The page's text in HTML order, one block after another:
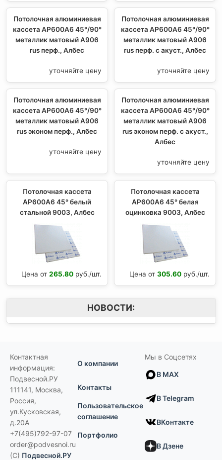
Потолочная алюминиевая
кассета AP600A6 45°/90°
металлик матовый А906
rus перф., Албес
уточняйте цену
Потолочная алюминиевая
кассета AP600A6 45°/90°
металлик матовый А906
rus перф. с акуст., Албес
уточняйте цену
Потолочная алюминиевая
кассета AP600A6 45°/90°
металлик матовый А906
rus эконом перф., Албес
уточняйте цену
Потолочная алюминиевая
кассета AP600A6 45°/90°
металлик матовый А906
rus эконом перф. с акуст.,
Албес
уточняйте цену
Потолочная кассета
AP600A6 45° белый
стальной 9003, Албес
Цена от 265.80 руб./шт.
Потолочная кассета
AP600A6 45° белая
оцинковка 9003, Албес
Цена от 305.60 руб./шт.
НОВОСТИ:
Контактная
информация:
Подвесной.РУ
111141, Москва,
Россия,
ул.Кусковская,
д.20А
+7(495)792-97-07
order@podvesnoi.ru
(C) Подвесной.РУ
О компании
Контакты
Пользовательское
соглашение
Портфолио
Мы в Соцсетях
В MAX
В Telegram
ВКонтакте
В Дзене